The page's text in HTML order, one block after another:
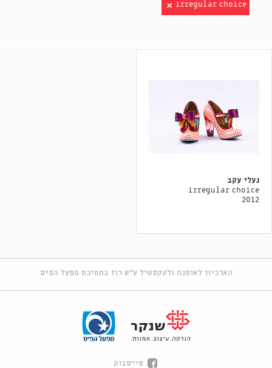
irregular choice
נעלי עקב
irregular choice
2012
הארכיון לאופנה ולטקסטיל ע"ש רוז בתמיכת מפעל הפיס
פייסבוק